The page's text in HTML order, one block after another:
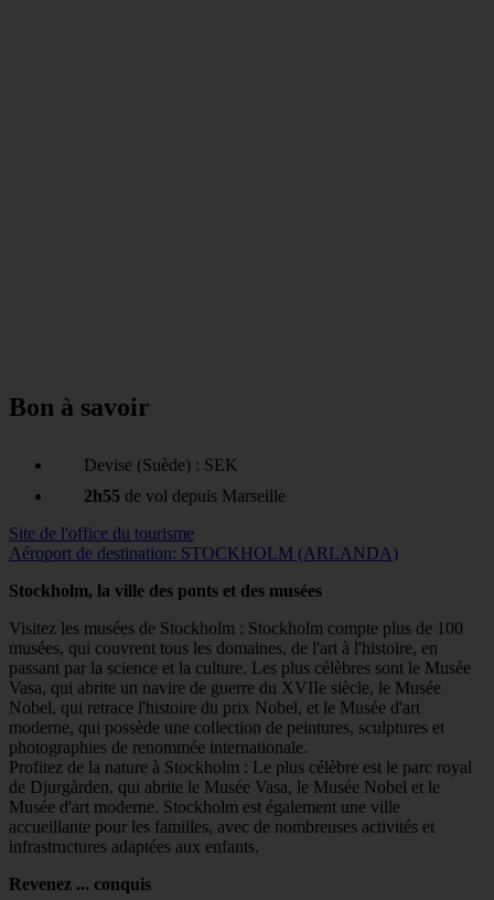
Bon à savoir
Devise (Suède) : SEK
2h55 de vol depuis Marseille
Site de l'office du tourisme
Aéroport de destination: STOCKHOLM (ARLANDA)
Stockholm, la ville des ponts et des musées
Visitez les musées de Stockholm : Stockholm compte plus de 100
musées, qui couvrent tous les domaines, de l'art à l'histoire, en
passant par la science et la culture. Les plus célèbres sont le Musée
Vasa, qui abrite un navire de guerre du XVIIe siècle, le Musée
Nobel, qui retrace l'histoire du prix Nobel, et le Musée d'art
moderne, qui possède une collection de peintures, sculptures et
photographies de renommée internationale.
Profitez de la nature à Stockholm : Le plus célèbre est le parc royal
de Djurgården, qui abrite le Musée Vasa, le Musée Nobel et le
Musée d'art moderne. Stockholm est également une ville
accueillante pour les familles, avec de nombreuses activités et
infrastructures adaptées aux enfants.
Revenez ... conquis